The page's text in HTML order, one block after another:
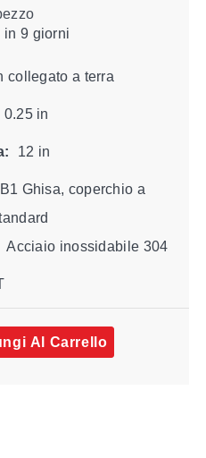
in 9 giorni
collegato a terra
0.25 in
12 in
Ghisa, coperchio a
Acciaio inossidabile 304
Al Carrello